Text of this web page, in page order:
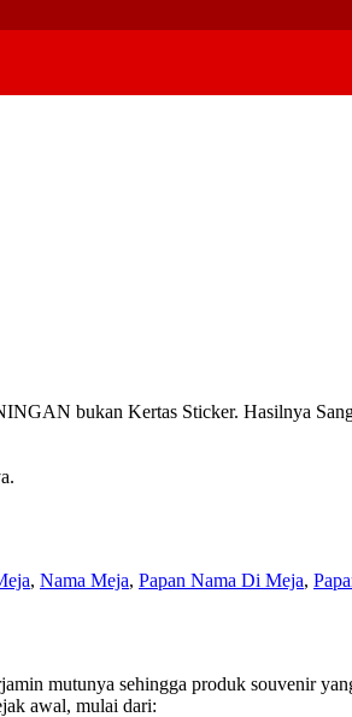
bukan Kertas Sticker. Hasilnya
, Nama Meja, Papan Nama Di Meja,
mutunya sehingga produk souvenir
awal, mulai dari: